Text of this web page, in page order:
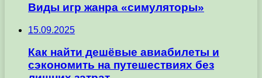
Виды игр жанра «симуляторы»
15.09.2025
Как найти дешёвые авиабилеты и
сэкономить на путешествиях без